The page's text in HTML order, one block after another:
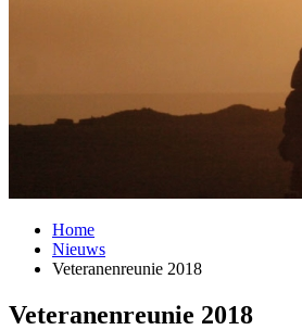
Home
Nieuws
Veteranenreunie 2018
Veteranenreunie 2018